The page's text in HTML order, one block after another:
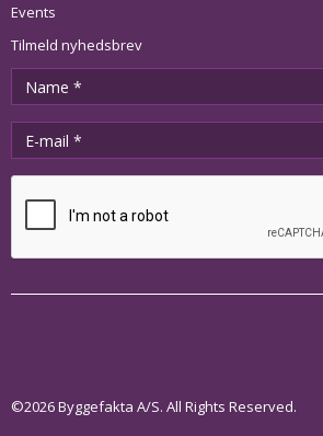
Events
Tilmeld nyhedsbrev
©2026 Byggefakta A/S. All Rights Reserved.